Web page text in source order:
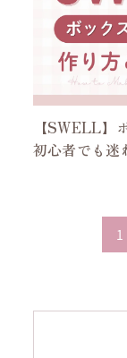
【SWELL】
初心者でも迷
の
1